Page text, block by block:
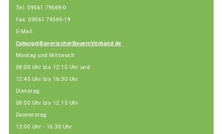
Tel: 09561 79569-0
Fax: 09561 79569-19
E-Mail:
Coburg@BayerischerBauernVerband.de
Montag und Mittwoch
08:00 Uhr bis 12:15 Uhr und
12:45 Uhr bis 16:30 Uhr
Dienstag
08:00 Uhr bis 12.15 Uhr
Donnerstag
13:00 Uhr - 16.30 Uhr